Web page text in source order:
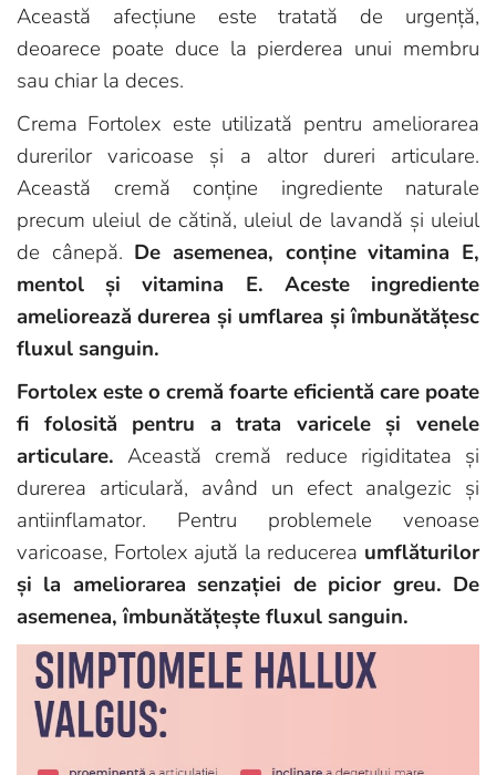
Această afecțiune este tratată de urgență,
deoarece poate duce la pierderea unui membru
sau chiar la deces.
Crema Fortolex este utilizată pentru ameliorarea
durerilor varicoase și a altor dureri articulare.
Această cremă conține ingrediente naturale
precum uleiul de cătină, uleiul de lavandă și uleiul
de cânepă. De asemenea, conține vitamina E,
mentol și vitamina E. Aceste ingrediente
ameliorează durerea și umflarea și îmbunătățesc
fluxul sanguin.
Fortolex este o cremă foarte eficientă care poate
fi folosită pentru a trata varicele și venele
articulare. Această cremă reduce rigiditatea și
durerea articulară, având un efect analgezic și
antiinflamator. Pentru problemele venoase
varicoase, Fortolex ajută la reducerea umflăturilor
și la ameliorarea senzației de picior greu. De
asemenea, îmbunătățește fluxul sanguin.